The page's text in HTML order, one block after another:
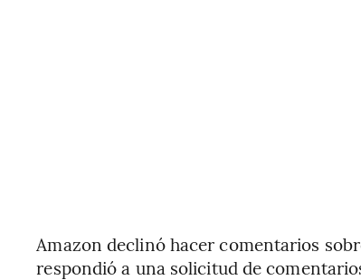
Amazon declinó hacer comentarios
respondió a una solicitud de